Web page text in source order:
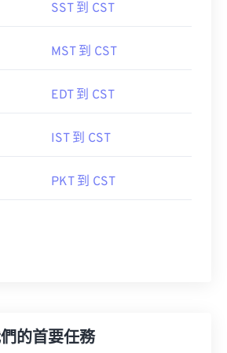
SST 到 CST
MST 到 CST
EDT 到 CST
IST 到 CST
PKT 到 CST
的首要任務